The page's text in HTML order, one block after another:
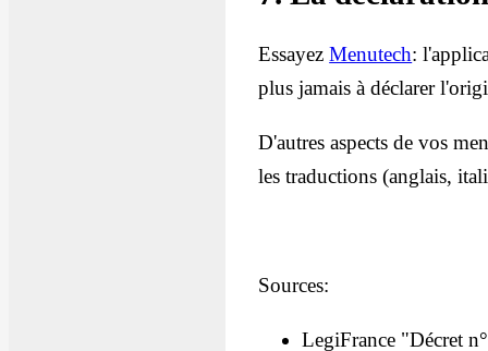
EssayezMenutech:
plus jamais à déclarer
D'autres aspects de vos
les traductions (anglais,
Sources:
LegiFrance "Décret